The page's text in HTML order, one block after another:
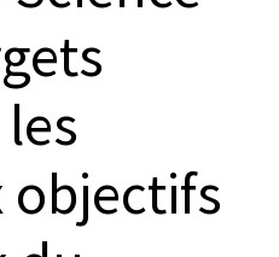
objectifs